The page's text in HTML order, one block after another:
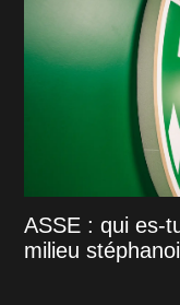
ASSE : qui es-
milieu